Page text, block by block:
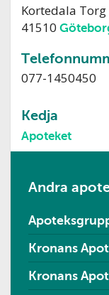
Kortedala Torg
41510
077-1450450
Kedja
Apoteket
Andra
Kronans
Kronans